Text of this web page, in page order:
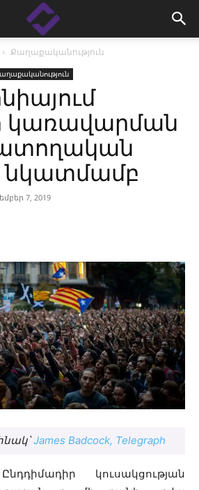
Քաղաքականություն
կառավարման
նկատմամբ
7, 2019
James Badcock, Telegraph
կուսակցության